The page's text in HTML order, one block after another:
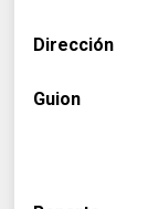
Dirección
Guion